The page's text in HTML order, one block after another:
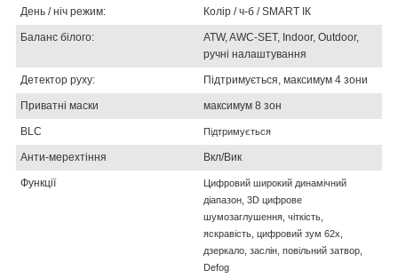
День / ніч режим: Колір / ч-б / SMART ІК
Баланс білого:
ATW, AWC-SET, Indoor, Outdoor,
ручні налаштування
Детектор руху: Підтримується, максимум 4 зони
Приватні маски максимум 8 зон
BLC Підтримується
Анти-мерехтіння Вкл/Вик
Функції Цифровий широкий динамічний
діапазон, 3D цифрове
шумозаглушення , чіткість
яскравість, цифровий зум 62х,
дзеркало, заслін, повільний затвор,
Defog